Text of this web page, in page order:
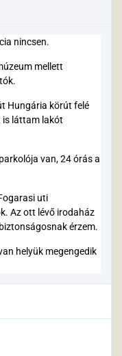
nincsen.
mellett
Hungária körút felé
is láttam lakót
van, 24 órás a
uti
Az ott lévő irodaház
érzem.
helyük megengedik